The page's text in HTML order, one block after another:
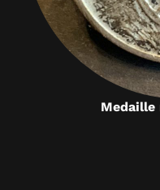
Medaille